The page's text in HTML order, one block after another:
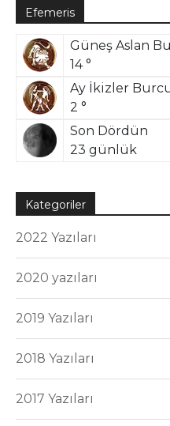
Efemeris
Güneş Aslan
14 °
Ay İkizler
2 °
Son Dördün
23 günlük
Kategoriler
2022 Yazıları
2020 yazıları
2019 Yazıları
2018 Yazıları
2017 Yazıları